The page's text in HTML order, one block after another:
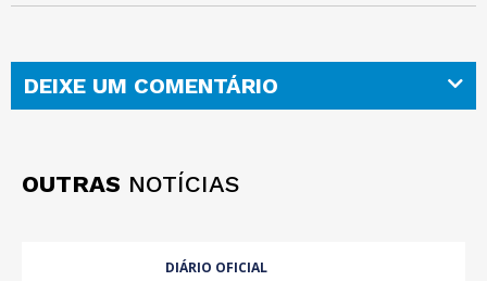
DEIXE UM COMENTÁRIO
OUTRAS NOTÍCIAS
DIÁRIO OFICIAL